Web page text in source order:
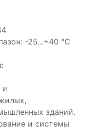
-25...+40 °C
и
зданий.
и системы